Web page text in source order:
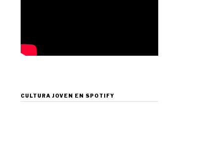
CULTURA JOVEN EN SPOTIFY